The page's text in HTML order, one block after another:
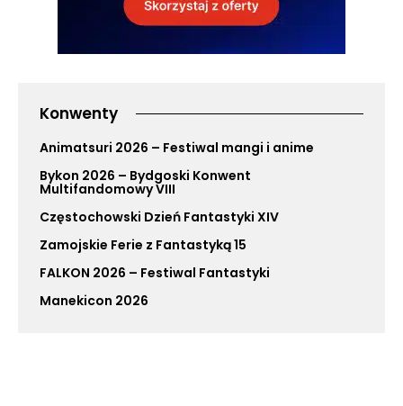
Konwenty
Animatsuri 2026 – Festiwal mangi i anime
Bykon 2026 – Bydgoski Konwent
Multifandomowy VIII
Częstochowski Dzień Fantastyki XIV
Zamojskie Ferie z Fantastyką 15
FALKON 2026 – Festiwal Fantastyki
Manekicon 2026